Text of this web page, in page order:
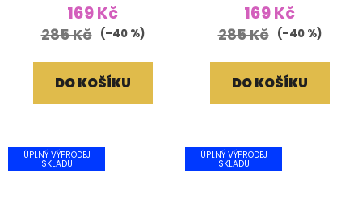
169 Kč
285 Kč (–40 %)
DO KOŠÍKU
169 Kč
285 Kč (–40 %)
DO KOŠÍKU
ÚPLNÝ VÝPRODEJ
SKLADU
ÚPLNÝ VÝPRODEJ
SKLADU